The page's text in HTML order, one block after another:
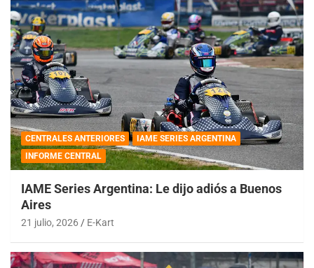
CENTRALES ANTERIORES
IAME SERIES ARGENTINA
INFORME CENTRAL
IAME Series Argentina: Le dijo adiós a Buenos
Aires
21 julio, 2026 E-Kart